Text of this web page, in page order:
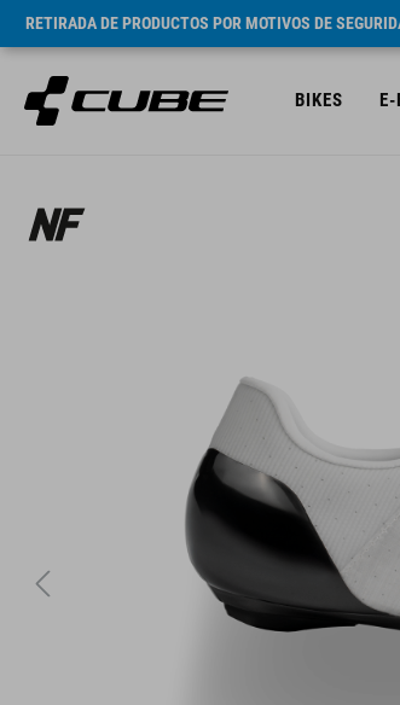
RETIRADA DE PRODUCTOS POR MOTIVOS DE
BIKES E-